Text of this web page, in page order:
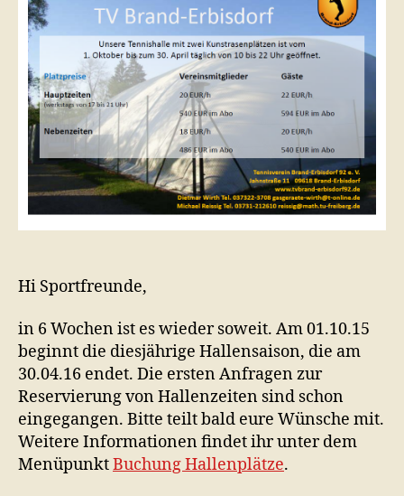
Hi Sportfreunde,
in 6 Wochen ist es wieder soweit. Am 01.10.15
beginnt die diesjährige Hallensaison, die am
30.04.16 endet. Die ersten Anfragen zur
Reservierung von Hallenzeiten sind schon
eingegangen. Bitte teilt bald eure Wünsche mit.
Weitere Informationen findet ihr unter dem
MenüpunktBuchung Hallenplätze.